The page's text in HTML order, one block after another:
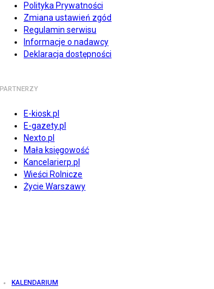
Polityka Prywatności
Zmiana ustawień zgód
Regulamin serwisu
Informacje o nadawcy
Deklaracja dostępności
PARTNERZY
E-kiosk.pl
E-gazety.pl
Nexto.pl
Mała księgowość
Kancelarierp.pl
Wieści Rolnicze
Życie Warszawy
KALENDARIUM